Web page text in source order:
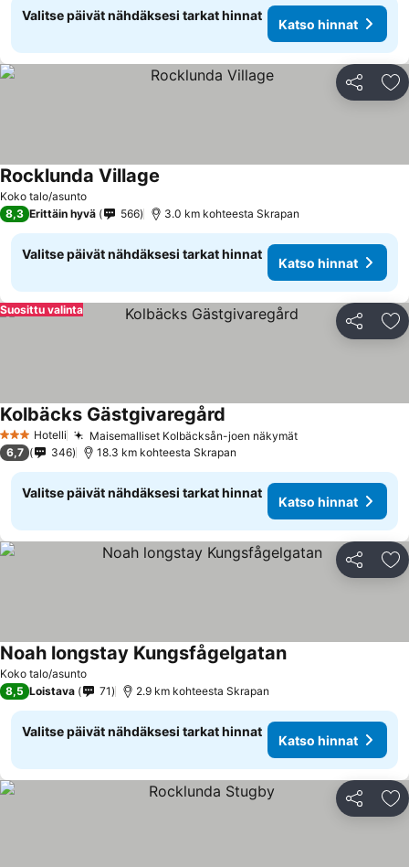
Valitse päivät nähdäksesi tarkat hinnat
Katso hinnat
Jaa
Koko talo/asunto
Rocklunda Village
8,3 Erittäin hyvä 566 3.0 km kohteesta Skrapan
Valitse päivät nähdäksesi tarkat hinnat
Katso hinnat
Jaa
Suosittu valinta
3 Tähtiluokitus
Hotelli Maisemalliset Kolbäcksån-joen näkymätKatso hinnat
Kolbäcks Gästgivaregård
6,7 346 18.3 km kohteesta Skrapan
Valitse päivät nähdäksesi tarkat hinnat
Katso hinnat
Jaa
Koko talo/asunto
Noah longstay KungsfågelgatanKatso hinnat
8,5 Loistava 71 2.9 km kohteesta Skrapan
Valitse päivät nähdäksesi tarkat hinnat
Katso hinnat
Jaa